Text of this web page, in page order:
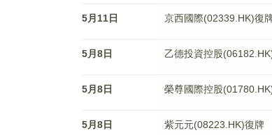
5月11日 京西國際(02339.HK)復
5月8日 乙德投資控股
5月8日 榮尊國際控股
5月8日 紫元元(08223.HK)復牌